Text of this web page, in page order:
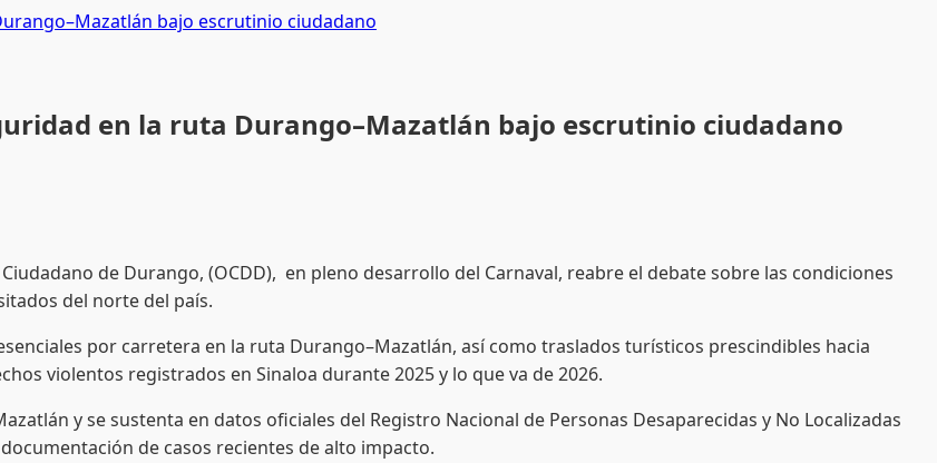
bajo escrutinio ciudadano
en la ruta Durango–Mazatlán bajo escrutinio ciudadano
de Durango, (OCDD), en pleno desarrollo del Carnaval, reabre el debate sobre las condiciones
del norte del país.
por carretera en la ruta Durango–Mazatlán, así como traslados turísticos prescindibles hacia
violentos registrados en Sinaloa durante 2025 y lo que va de 2026.
y se sustenta en datos oficiales del Registro Nacional de Personas Desaparecidas y No Localizadas
de casos recientes de alto impacto.